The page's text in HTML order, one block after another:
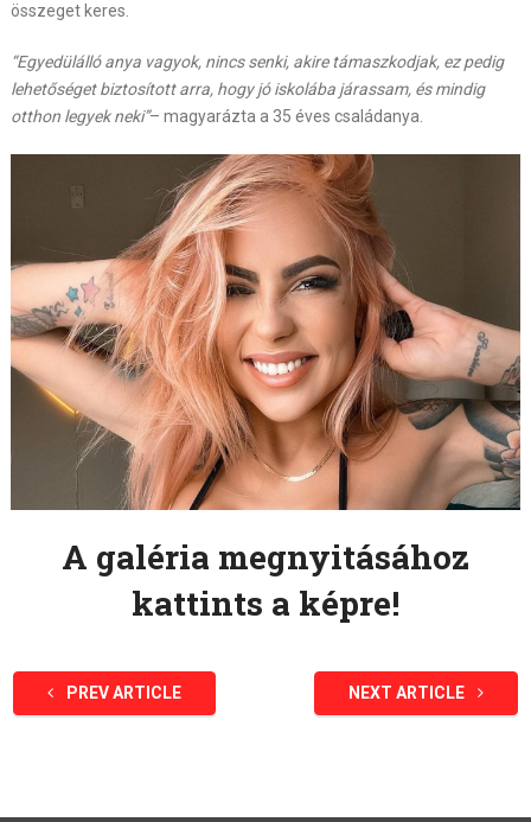
összeget keres.
“Egyedülálló anya vagyok, nincs senki, akire támaszkodjak, ez pedig
lehetőséget biztosított arra, hogy jó iskolába járassam, és mindig
otthon legyek neki”– magyarázta a 35 éves családanya.
A galéria megnyitásához
kattints a képre!
PREV ARTICLE NEXT ARTICLE